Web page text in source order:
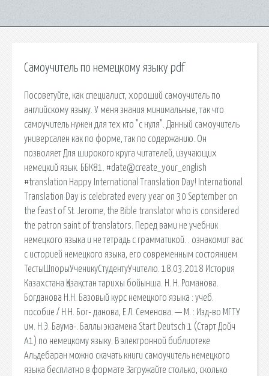
Самоучитель по немецкому языку pdf
Посоветуйте, как специалист, хороший самоучитель по
английскому языку. У меня знания минимальные, так что
самоучитель нужен для тех кто "с нуля". Данный самоучитель
универсален как по форме, так по содержанию. Он
позволяет Для широкого круга читателей, изучающих
немецкий язык. ББК81. #date@create_your_english
#translation Happy International Translation Day! International
Translation Day is celebrated every year on 30 September on
the feast of St. Jerome, the Bible translator who is considered
the patron saint of translators. Перед вами не учебник
немецкого языка и не тетрадь с грамматикой. . ознакомит вас
с историей немецкого языка, его современным состоянием
ТестыШпорыУченикуСтудентуУчителю. 18.03.2018 История
Казахстана Қазақстан тарихы бойынша. Н. Н. Романова.
Богданова Н.Н. Базовый курс немецкого языка : учеб.
пособие / Н.Н. Бог- данова, Е.Л. Семенова. — М. : Изд-во МГТУ
им. Н.Э. Баума-. Баллы экзамена Start Deutsch 1 (Старт Дойч
А1) по немецкому языку. В электронной библиотеке
Альдебаран можно скачать книги самоучитель немецкого
языка бесплатно в формате Загружайте столько, сколько